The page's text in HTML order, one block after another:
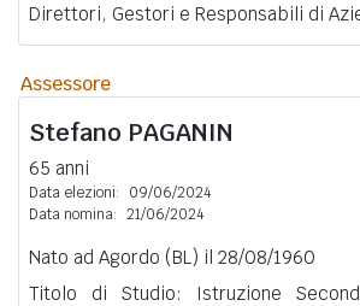
Direttori, Gestori e Responsabili di
Assessore
Stefano PAGANIN
65 anni
Data elezioni:
09/06/2024
Data nomina: 21/06/2024
Nato ad Agordo (BL) il 28/08/1960
Titolo di Studio: Istruzione